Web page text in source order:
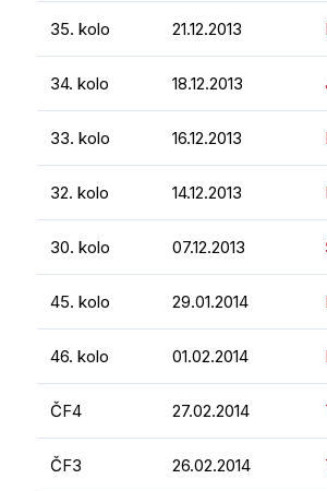
35. kolo 21.12.2013
34. kolo 18.12.2013
33. kolo 16.12.2013
32. kolo 14.12.2013
30. kolo 07.12.2013
45. kolo 29.01.2014
46. kolo 01.02.2014
ČF4 27.02.2014
ČF3 26.02.2014